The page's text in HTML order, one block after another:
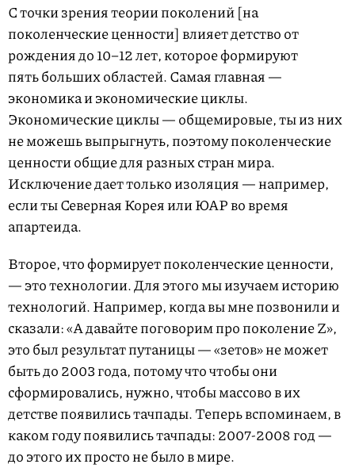
С точки зрения теории поколений [на
поколенческие ценности] влияет детство от
рождения до 10–12 лет, которое формируют
пять больших областей. Самая главная —
экономика и экономические циклы.
Экономические циклы — общемировые, ты из них
не можешь выпрыгнуть, поэтому поколенческие
ценности общие для разных стран мира.
Исключение дает только изоляция — например,
если ты Северная Корея или ЮАР во время
апартеида.
Второе, что формирует поколенческие ценности,
— это технологии. Для этого мы изучаем историю
технологий. Например, когда вы мне позвонили и
сказали: «А давайте поговорим про поколение Z»,
это был результат путаницы — «зетов» не может
быть до 2003 года, потому что чтобы они
сформировались, нужно, чтобы массово в их
детстве появились тачпады. Теперь вспоминаем, в
каком году появились тачпады: 2007-2008 год —
до этого их просто не было в мире.